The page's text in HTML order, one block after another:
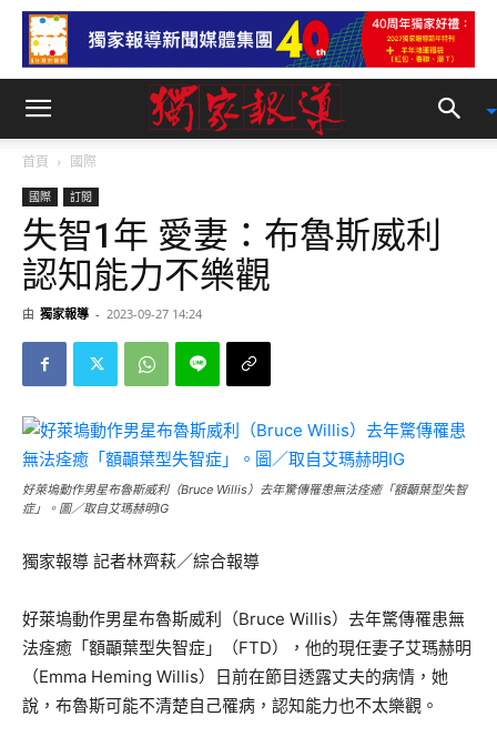
首頁 國際
國際 訂閱
失智1年 愛妻：布魯斯威利
認知能力不樂觀
由 獨家報導 - 2023-09-27 14:24
好萊塢動作男星布魯斯威利（Bruce Willis）去年驚傳罹患無法痊癒「額顳葉型失智
症」。圖／取自艾瑪赫明IG
獨家報導 記者林齊萩／綜合報導
好萊塢動作男星布魯斯威利（Bruce Willis）去年驚傳罹患無
法痊癒「額顳葉型失智症」（FTD），他的現任妻子艾瑪赫明
（Emma Heming Willis）日前在節目透露丈夫的病情，她
說，布魯斯可能不清楚自己罹病，認知能力也不太樂觀。